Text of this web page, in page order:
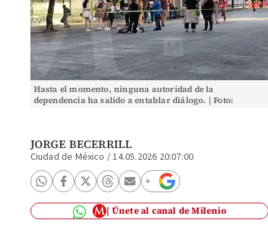
Hasta el momento, ninguna autoridad de la
dependencia ha salido a entablar diálogo. | Foto:
JORGE BECERRILL
Ciudad de México /14.05.2026 20:07:00
Únete al canal de Milenio